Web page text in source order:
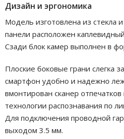
Дизайн и эргономика
Модель изготовлена из стекла
панели расположен
Сзади блок камер выполнен в
Плоские боковые грани слегка
смартфон удобно и надежно
вмонтирован сканер
технологии распознавания по
Для подключения проводной
выходом 3.5 мм.